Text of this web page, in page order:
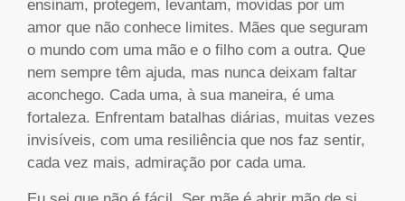
ensinam, protegem, levantam, movidas por um
amor que não conhece limites. Mães que seguram
o mundo com uma mão e o filho com a outra. Que
nem sempre têm ajuda, mas nunca deixam faltar
aconchego. Cada uma, à sua maneira, é uma
fortaleza. Enfrentam batalhas diárias, muitas vezes
invisíveis, com uma resiliência que nos faz sentir,
cada vez mais, admiração por cada uma.